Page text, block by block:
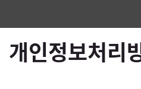
개인정보처리